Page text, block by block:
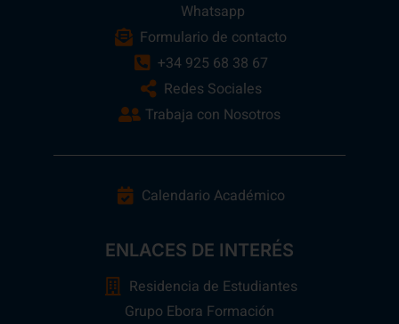
Whatsapp
Formulario de contacto
+34 925 68 38 67
Redes Sociales
Trabaja con Nosotros
Calendario Académico
ENLACES DE INTERÉS
Residencia de Estudiantes
Grupo Ebora Formación